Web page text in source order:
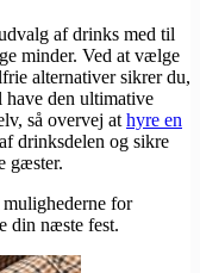
af drinks med til
minder. Ved at vælge
alternativer sikrer du,
have den ultimative
så overvej at hyre en
drinksdelen og sikre
gæster.
for
din næste fest.